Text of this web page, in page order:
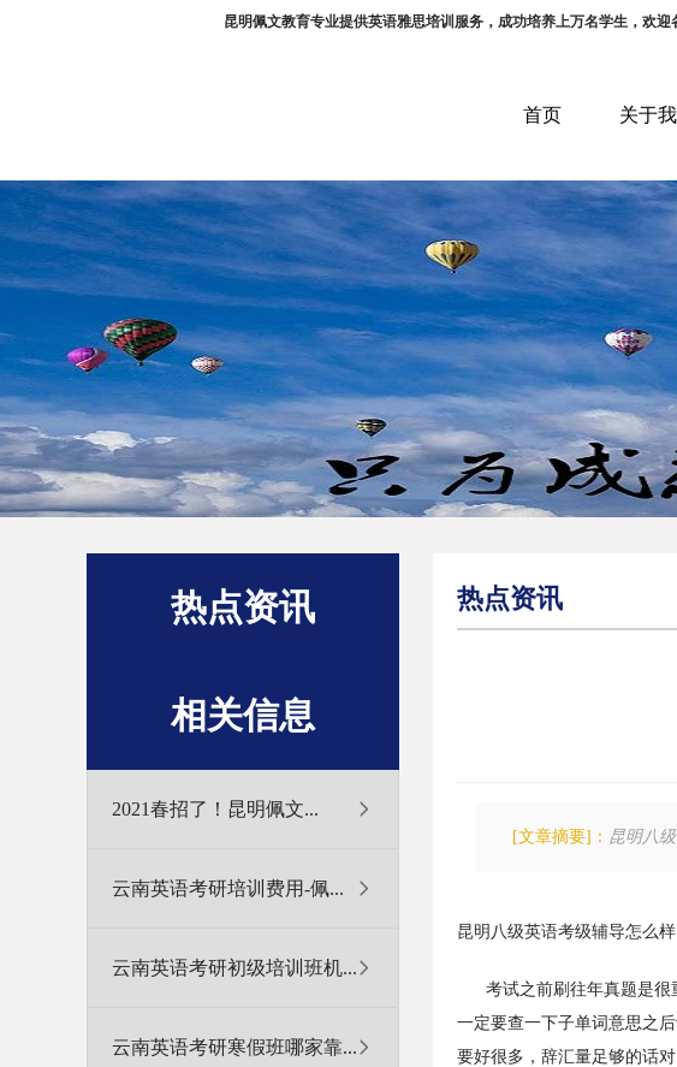
昆明佩文教育专业提供英语雅思培训服务，成功培养上万名学生，欢迎
首页 关于
热点资讯
相关信息
2021春招了！昆明佩文...
云南英语考研培训费用-佩...
云南英语考研初级培训班机...
云南英语考研寒假班哪家靠...
热点资讯
[文章摘要]： 昆明八
昆明八级英语考级辅导怎么
考试之前刷往年真题是很
一定要查一下子单词意思之
要好很多，辞汇量足够的话